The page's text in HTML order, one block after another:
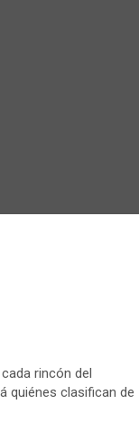
rincón del
quiénes clasifican de